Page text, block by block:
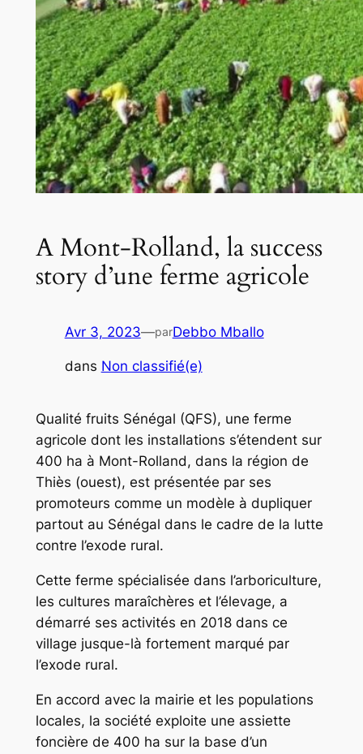
A Mont-Rolland, la success
story d’une ferme agricole
Avr 3, 2023—parDebbo Mballo
dans Non classifié(e)
Qualité fruits Sénégal (QFS), une ferme
agricole dont les installations s’étendent sur
400 ha à Mont-Rolland, dans la région de
Thiès (ouest), est présentée par ses
promoteurs comme un modèle à dupliquer
partout au Sénégal dans le cadre de la lutte
contre l’exode rural.
Cette ferme spécialisée dans l’arboriculture,
les cultures maraîchères et l’élevage, a
démarré ses activités en 2018 dans ce
village jusque-là fortement marqué par
l’exode rural.
En accord avec la mairie et les populations
locales, la société exploite une assiette
foncière de 400 ha sur la base d’un